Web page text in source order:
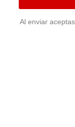
Al enviar